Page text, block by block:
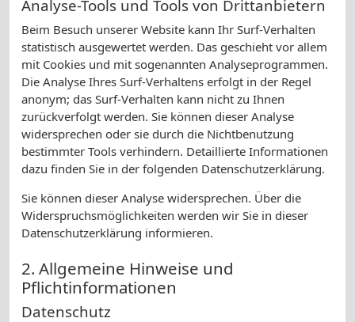
Analyse-Tools und Tools von Drittanbietern
Beim Besuch unserer Website kann Ihr Surf-Verhalten
statistisch ausgewertet werden. Das geschieht vor allem
mit Cookies und mit sogenannten Analyseprogrammen.
Die Analyse Ihres Surf-Verhaltens erfolgt in der Regel
anonym; das Surf-Verhalten kann nicht zu Ihnen
zurückverfolgt werden. Sie können dieser Analyse
widersprechen oder sie durch die Nichtbenutzung
bestimmter Tools verhindern. Detaillierte Informationen
dazu finden Sie in der folgenden Datenschutzerklärung.
Sie können dieser Analyse widersprechen. Über die
Widerspruchsmöglichkeiten werden wir Sie in dieser
Datenschutzerklärung informieren.
2. Allgemeine Hinweise und
Pflichtinformationen
Datenschutz